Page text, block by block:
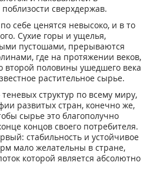
сверхдержав.
себе ценятся невысоко, и в то
Сухие горы и ущелья,
пустошами, прерываются
где на протяжении веков,
второй половины ушедшего века
растительное сырье.
структур по всему миру,
развитых стран, конечно же,
сырье это благополучно
концов своего потребителя.
стабильность и устойчивое
мало желательны в стране,
которой является абсолютно